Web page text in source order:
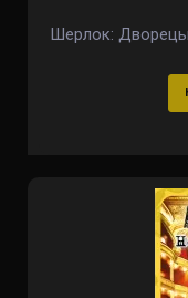
Шерлок: